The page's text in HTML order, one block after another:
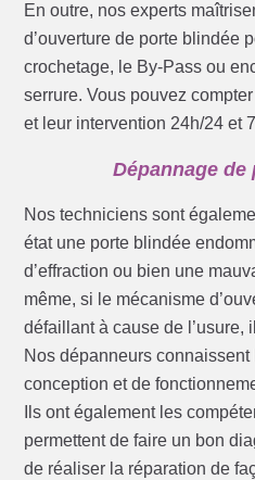
En outre, nos experts
d’ouverture de porte blindée
crochetage, le By-Pass ou
serrure. Vous pouvez
et leur intervention 24h/24 et
Dépannage de
Nos techniciens sont
état une porte blindée
d’effraction ou bien une
même, si le mécanisme
défaillant à cause de l’usure,
Nos dépanneurs
conception et de
Ils ont également les
permettent de faire un bon
de réaliser la réparation de